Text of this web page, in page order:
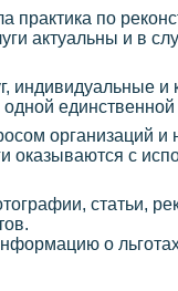
практика по
актуальны и в
индивидуальные и
единственной
организаций
с
статьи,
о